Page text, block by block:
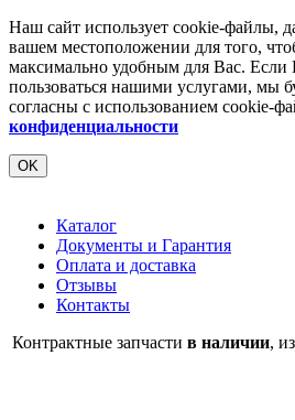
Наш сайт использует cookie-файлы,
вашем местоположении для того,
максимально удобным для Вас.
пользоваться нашими услугами, мы
согласны с использованием cookie-
конфиденциальности
OK
Каталог
Документы и Гарантия
Оплата и доставка
Отзывы
Контакты
Контрактные запчасти в наличии,